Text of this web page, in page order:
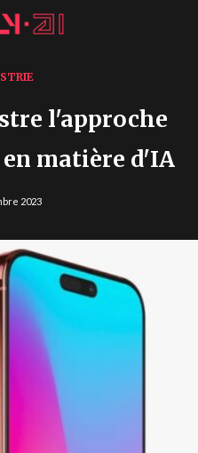
l'approche
matière d'IA
2023